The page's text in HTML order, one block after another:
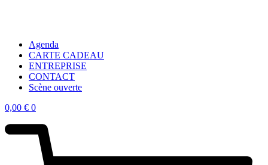
Agenda
CARTE CADEAU
ENTREPRISE
CONTACT
Scène ouverte
0,00 € 0